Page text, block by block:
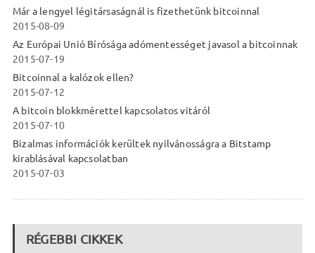
Már a lengyel légitársaságnál is fizethetünk bitcoinnal
2015-08-09
Az Európai Unió Bírósága adómentességet javasol a bitcoinnak
2015-07-19
Bitcoinnal a kalózok ellen?
2015-07-12
A bitcoin blokkmérettel kapcsolatos vitáról
2015-07-10
Bizalmas információk kerültek nyilvánosságra a Bitstamp
kirablásával kapcsolatban
2015-07-03
RÉGEBBI CIKKEK